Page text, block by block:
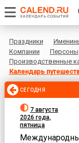
Праздники
Компании
Персоны
Производственные
Календарь
СЕГОДНЯ
7 августа
2026 года,
пятница